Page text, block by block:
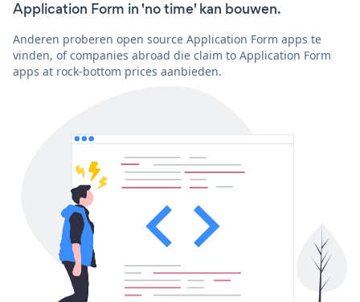
Application Form in 'no time' kan bouwen.
Anderen proberen open source Application Form apps te
vinden, of companies abroad die claim to Application Form
apps at rock-bottom prices aanbieden.